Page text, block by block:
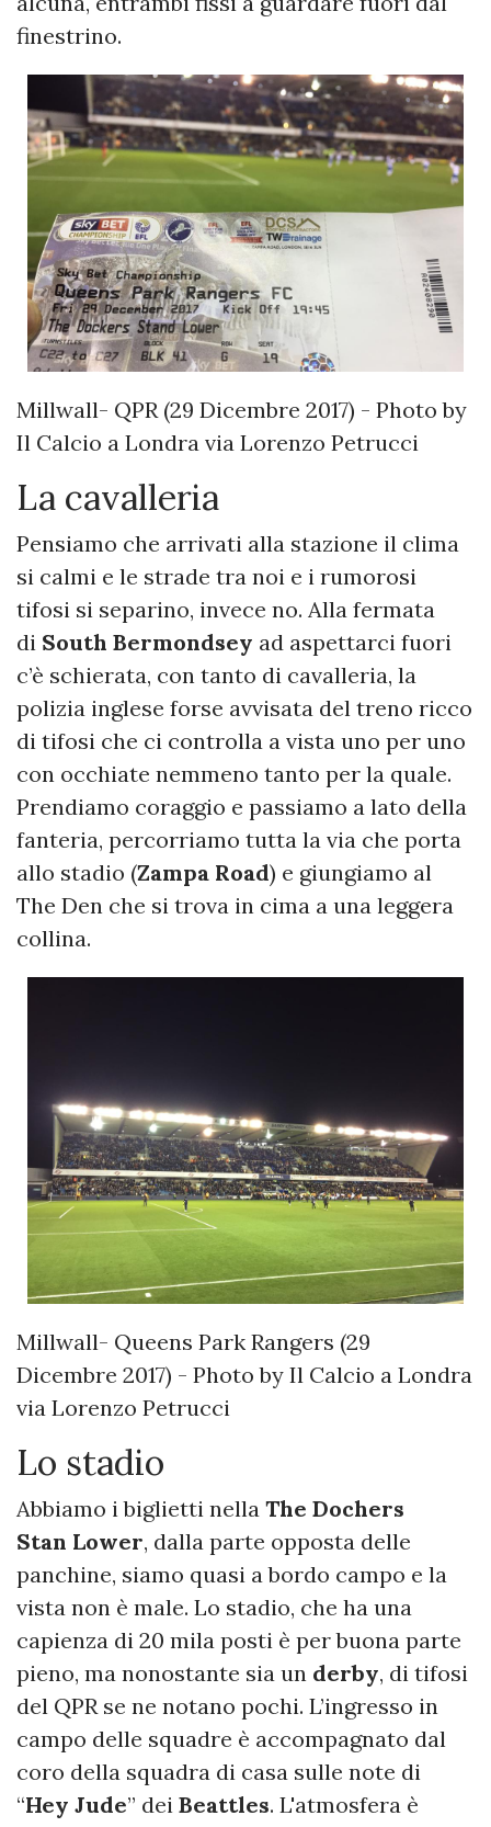
finestrino.
Millwall- QPR (29 Dicembre 2017) - Photo by
Il Calcio a Londra via Lorenzo Petrucci
La cavalleria
Pensiamo che arrivati alla stazione il clima
si calmi e le strade tra noi e i rumorosi
tifosi si separino, invece no. Alla fermata
di South Bermondsey ad aspettarci fuori
c’è schierata, con tanto di cavalleria, la
polizia inglese forse avvisata del treno ricco
di tifosi che ci controlla a vista uno per uno
con occhiate nemmeno tanto per la quale.
Prendiamo coraggio e passiamo a lato della
fanteria, percorriamo tutta la via che porta
allo stadio (Zampa Road) e giungiamo al
The Den che si trova in cima a una leggera
collina.
Millwall- Queens Park Rangers (29
Dicembre 2017) - Photo by Il Calcio a Londra
via Lorenzo Petrucci
Lo stadio
Abbiamo i biglietti nella The Dochers
Stan Lower, dalla parte opposta delle
panchine, siamo quasi a bordo campo e la
vista non è male. Lo stadio, che ha una
capienza di 20 mila posti è per buona parte
pieno, ma nonostante sia un derby, di tifosi
del QPR se ne notano pochi. L’ingresso in
campo delle squadre è accompagnato dal
coro della squadra di casa sulle note di
“Hey Jude” dei Beattles. L'atmosfera è